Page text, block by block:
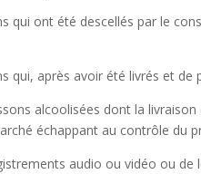
qui ont été descellés par le
qui, après avoir été livrés et de
alcoolisées dont la
échappant au contrôle du
audio ou vidéo ou